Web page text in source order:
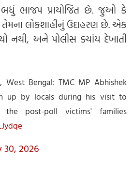
ભાજપ પ્રાયોજિત છે. જુઓ કે
લોકશાહીનું ઉદાહરણ છે. એક
નથી, અને પોલીસ ક્યાંય દેખાતી
West Bengal: TMC MP Abhishek
up by locals during his visit to
post-poll victims' families
30, 2026